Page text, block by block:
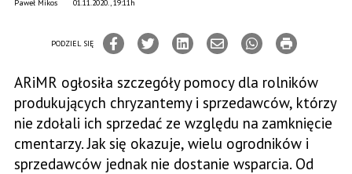
01.11.2020., 19:11h
Paweł Mikos
PODZIEL SIĘ
ARiMR ogłosiła szczegóły pomocy dla rolników
produkujących chryzantemy i sprzedawców, którzy
nie zdołali ich sprzedać ze względu na zamknięcie
cmentarzy. Jak się okazuje, wielu ogrodników i
sprzedawców jednak nie dostanie wsparcia. Od